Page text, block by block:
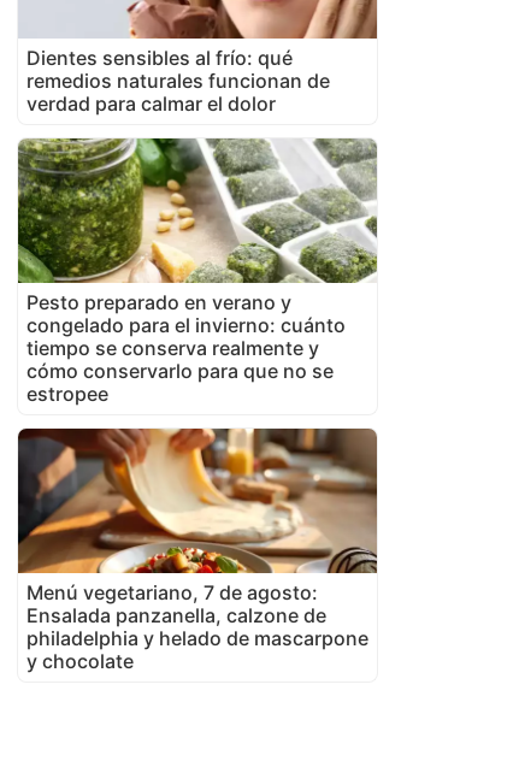
Dientes sensibles al frío: qué
remedios naturales funcionan de
verdad para calmar el dolor
Pesto preparado en verano y
congelado para el invierno: cuánto
tiempo se conserva realmente y
cómo conservarlo para que no se
estropee
Menú vegetariano, 7 de agosto:
Ensalada panzanella, calzone de
philadelphia y helado de mascarpone
y chocolate